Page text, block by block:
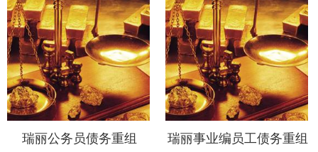
瑞丽公务员债务重组 瑞丽事业编员工债务重组